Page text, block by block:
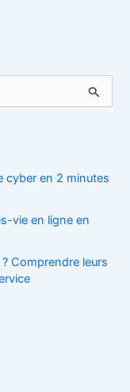
cyber en 2 minutes
vie en ligne en
Comprendre leurs